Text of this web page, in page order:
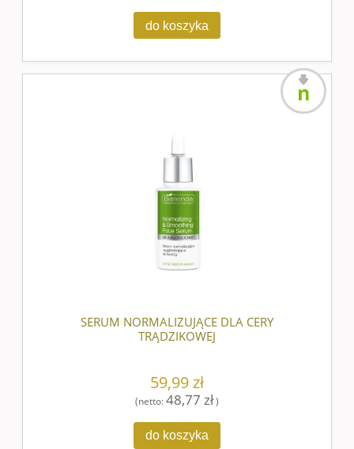
do koszyka
SERUM NORMALIZUJĄCE DLA CERY
TRĄDZIKOWEJ
59,99 zł
(netto:48,77 zł)
do koszyka